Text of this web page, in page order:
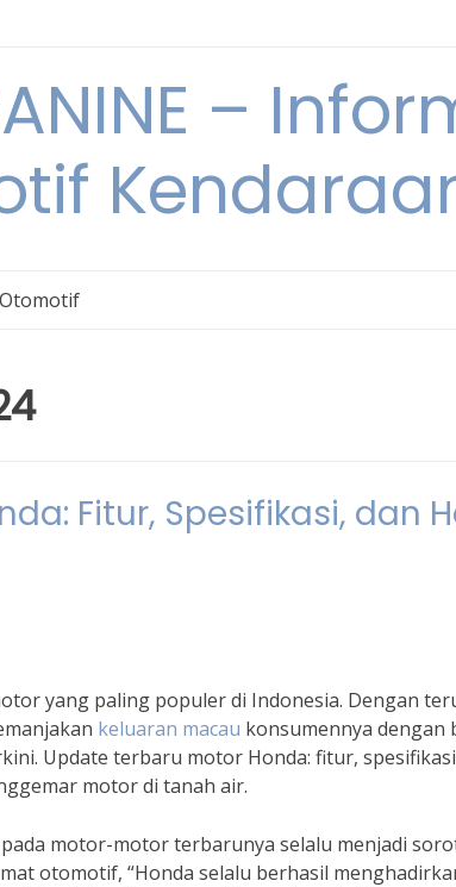
–
Fitur, Spesifikasi, dan
yang paling populer di Indonesia. Dengan
keluaran macau konsumennya dengan
Update terbaru motor Honda: fitur,
motor di tanah air.
motor-motor terbarunya selalu menjadi
otomotif, “Honda selalu berhasil